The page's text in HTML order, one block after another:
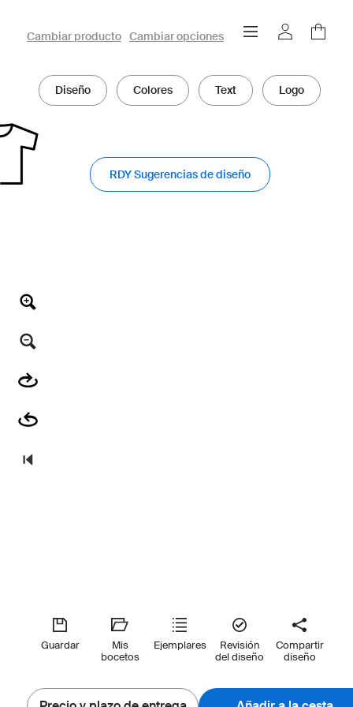
configurador owayo 3D
Cambiar producto Cambiar opciones
Diseño Colores Text Logo
RDY Sugerencias de diseño
Guardar
Mis
bocetos
Ejemplares
Revisión
del diseño
Compartir
diseño